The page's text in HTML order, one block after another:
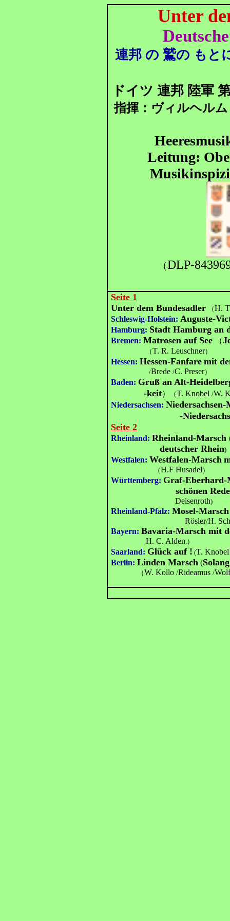
Unter
連邦 の 鷲の もと
ドイツ 連邦 陸軍
指揮： ヴィルヘル
Leitung:
（DLP-
Seite 1
Unter dem Bundesadler
（H.
Schleswig-Holstein: Auguste-
Hamburg: Stadt Hamburg an
Bremen: Matrosen auf See （
（T. R. Leuschner）
Hessen:Hessen-Fanfare mit
/Brede/C. Preser）
Baden: Gruß an Alt-
-keit） （T. Knobel/W.
Niedersachsen: Niedersachsen-
-Nieder
Seite 2
Rheinland:Rheinland-Marsch
deutscher Rhein)
Westfalen: Westfalen-Marsch
（H.F Husadel ）
Württemberg: Graf-Eberhard-
schönen
Deisenroth)
Rheinland-Pfalz: Mosel-
Rösler/H.
Bayern: Bavaria-Marsch mit
H. C. Alden.）
Saarland: Glück auf ! (T.
Berlin: Linden Marsch (
（W. Kollo/Rideamus/